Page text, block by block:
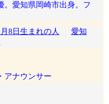
。愛知県岡崎市出身。フ
8日生まれの人
愛知
アナウンサー